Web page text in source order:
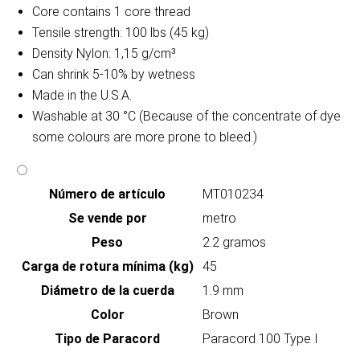
Core contains 1 core thread
Tensile strength: 100 lbs (45 kg)
Density Nylon: 1,15 g/cm³
Can shrink 5-10% by wetness
Made in the U.S.A.
Washable at 30 °C (Because of the concentrate of dye
some colours are more prone to bleed.)
Número de artículo
MT010234
Se vende por
metro
Peso
2.2 gramos
Carga de rotura mínima (kg)
45
Diámetro de la cuerda
1.9 mm
Color
Brown
Tipo de Paracord
Paracord 100 Type I